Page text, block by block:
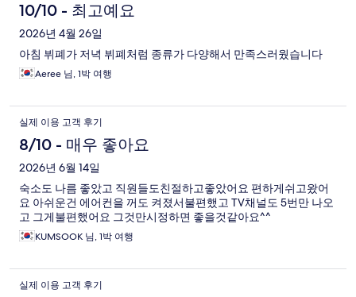
10/10 - 최고예요
2026년 4월 26일
아침 뷔폐가 저녁 뷔폐처럼 종류가 다양해서 만족스러웠습니다
Aeree 님, 1박 여행
실제 이용 고객 후기
8/10 - 매우 좋아요
2026년 6월 14일
숙소도 나름 좋았고 직원들도친절하고좋았어요 편하게쉬고왔어
요 아쉬운건 에어컨을 꺼도 켜졌서불편했고 TV채널도 5번만 나오
고 그게불편했어요 그것만시정하면 좋을것같아요^^
KUMSOOK 님, 1박 여행
실제 이용 고객 후기